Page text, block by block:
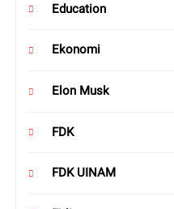
Education
Ekonomi
Elon Musk
FDK
FDK UINAM